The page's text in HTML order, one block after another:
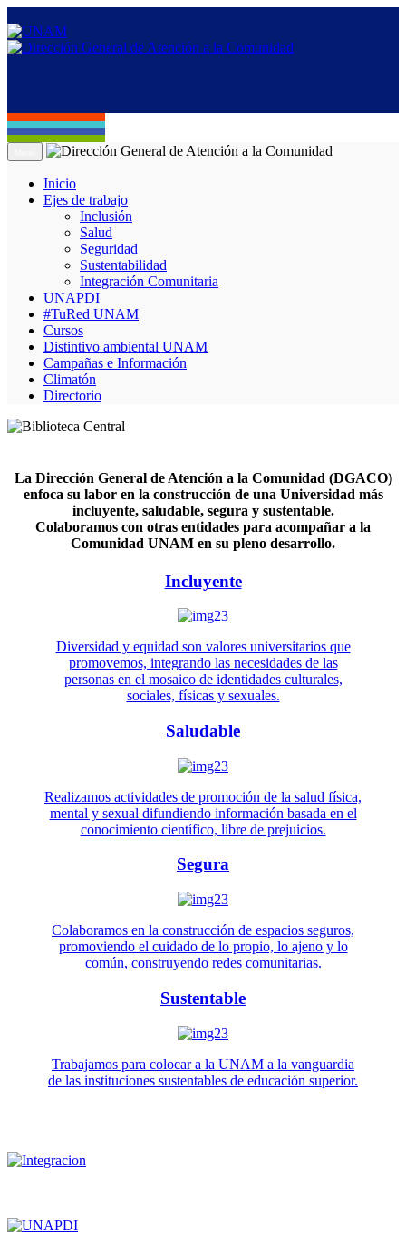
Inicio
Ejes de trabajo
Inclusión
Salud
Seguridad
Sustentabilidad
Integración Comunitaria
UNAPDI
#TuRed UNAM
Cursos
Distintivo ambiental UNAM
Campañas e Información
Climatón
Directorio
La Dirección General de Atención a la Comunidad (DGACO)
enfoca su labor en la construcción de una Universidad más
incluyente, saludable, segura y sustentable.
Colaboramos con otras entidades para acompañar a la
Comunidad UNAM en su pleno desarrollo.
Incluyente
Diversidad y equidad son valores universitarios que
promovemos, integrando las necesidades de las
personas en el mosaico de identidades culturales,
sociales, físicas y sexuales.
Saludable
Realizamos actividades de promoción de la salud física,
mental y sexual difundiendo información basada en el
conocimiento científico, libre de prejuicios.
Segura
Colaboramos en la construcción de espacios seguros,
promoviendo el cuidado de lo propio, lo ajeno y lo
común, construyendo redes comunitarias.
Sustentable
Trabajamos para colocar a la UNAM a la vanguardia
de las instituciones sustentables de educación superior.